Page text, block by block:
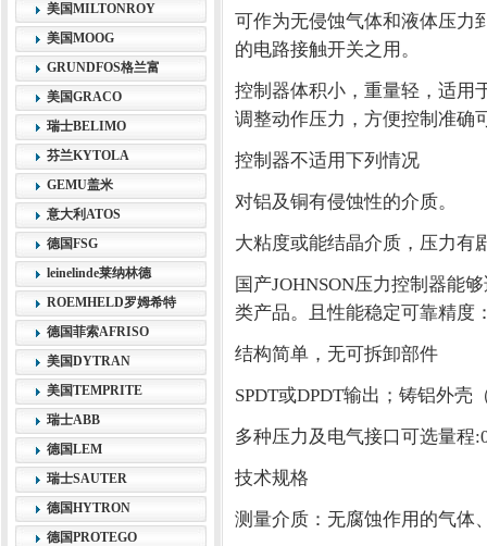
美国MILTONROY
美国MOOG
GRUNDFOS格兰富
美国GRACO
瑞士BELIMO
芬兰KYTOLA
GEMU盖米
意大利ATOS
德国FSG
leinelinde莱纳林德
ROEMHELD罗姆希特
德国菲索AFRISO
美国DYTRAN
美国TEMPRITE
瑞士ABB
德国LEM
瑞士SAUTER
德国HYTRON
德国PROTEGO
可作为无侵蚀气体和液体压力
的电路接触开关之用。
控制器体积小，重量轻，适用
调整动作压力，方便控制准确
控制器不适用下列情况
对铝及铜有侵蚀性的介质。
大粘度或能结晶介质，压力有
国产JOHNSON压力控制器能
类产品。且性能稳定可靠精度
结构简单，无可拆卸部件
SPDT或DPDT输出；铸铝外
多种压力及电气接口可选量程
技术规格
测量介质：无腐蚀作用的气体